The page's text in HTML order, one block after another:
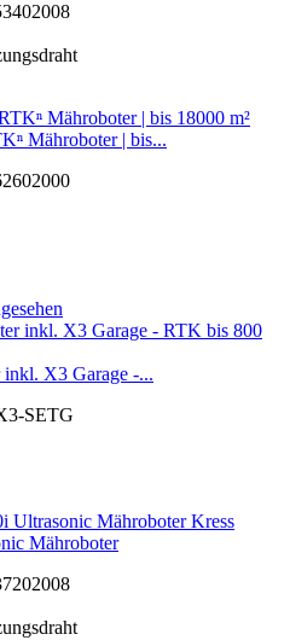
Mähroboter | bis...
inkl. X3 Garage -...
SETG
Kress
Mähroboter